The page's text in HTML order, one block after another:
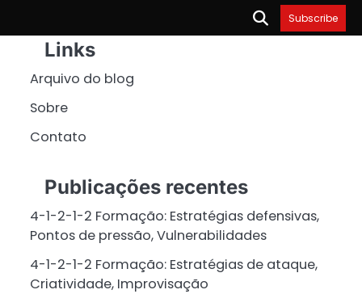
Subscribe
Links
Arquivo do blog
Sobre
Contato
Publicações recentes
4-1-2-1-2 Formação: Estratégias defensivas,
Pontos de pressão, Vulnerabilidades
4-1-2-1-2 Formação: Estratégias de ataque,
Criatividade, Improvisação